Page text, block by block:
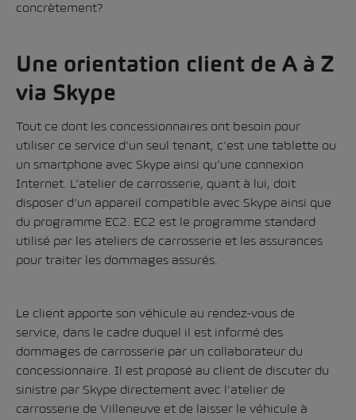
concrètement?
Une orientation client de A à Z
via Skype
Tout ce dont les concessionnaires ont besoin pour
utiliser ce service d’un seul tenant, c’est une tablette ou
un smartphone avec Skype ainsi qu’une connexion
Internet. L’atelier de carrosserie, quant à lui, doit
disposer d’un appareil compatible avec Skype ainsi que
du programme EC2. EC2 est le programme standard
utilisé par les ateliers de carrosserie et les assurances
pour traiter les dommages assurés.
Le client apporte son véhicule au rendez-vous de
service, dans le cadre duquel il est informé des
dommages de carrosserie par un collaborateur du
concessionnaire. Il est proposé au client de discuter du
sinistre par Skype directement avec l’atelier de
carrosserie de Villeneuve et de laisser le véhicule à